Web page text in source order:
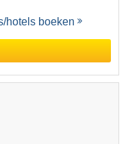
hotels boeken